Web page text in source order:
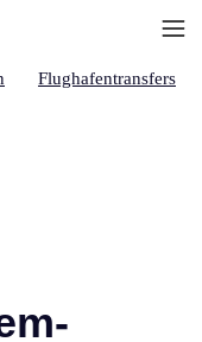
Flughafentransfers